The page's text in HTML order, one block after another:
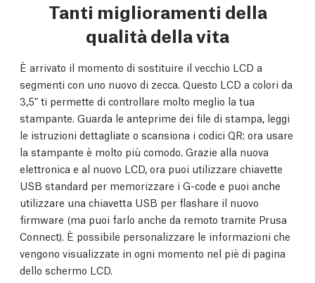
Tanti miglioramenti della
qualità della vita
È arrivato il momento di sostituire il vecchio LCD a
segmenti con uno nuovo di zecca. Questo LCD a colori da
3,5" ti permette di controllare molto meglio la tua
stampante. Guarda le anteprime dei file di stampa, leggi
le istruzioni dettagliate o scansiona i codici QR: ora usare
la stampante è molto più comodo. Grazie alla nuova
elettronica e al nuovo LCD, ora puoi utilizzare chiavette
USB standard per memorizzare i G-code e puoi anche
utilizzare una chiavetta USB per flashare il nuovo
firmware (ma puoi farlo anche da remoto tramite Prusa
Connect). È possibile personalizzare le informazioni che
vengono visualizzate in ogni momento nel piè di pagina
dello schermo LCD.